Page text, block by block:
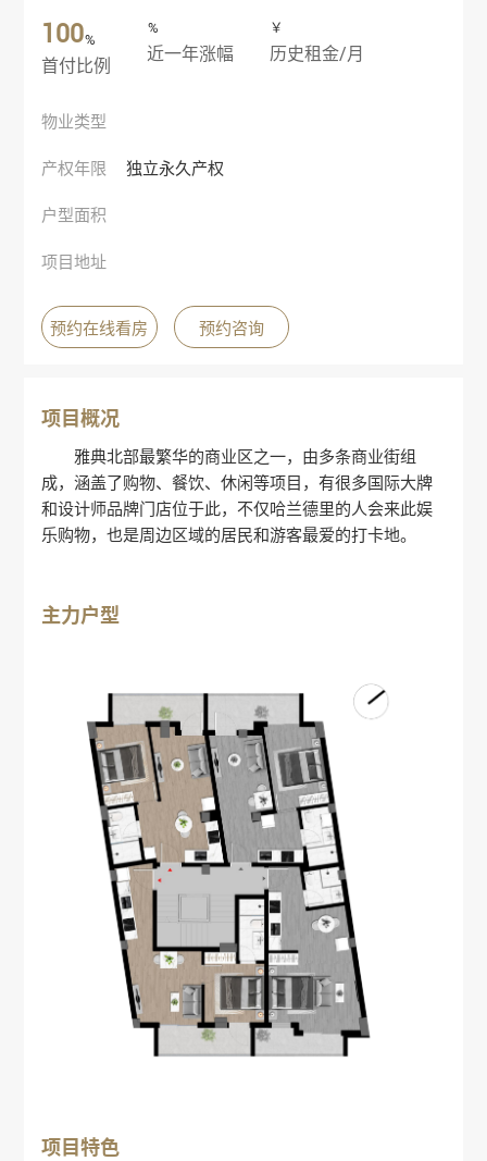
100%
首付比例
%
近一年涨幅
￥
历史租金/月
物业类型
产权年限 独立永久产权
户型面积
项目地址
预约在线看房 预约咨询
项目概况
雅典北部最繁华的商业区之一，由多条商业街组
成，涵盖了购物、餐饮、休闲等项目，有很多国际大牌
和设计师品牌门店位于此，不仅哈兰德里的人会来此娱
乐购物，也是周边区域的居民和游客最爱的打卡地。
主力户型
项目特色